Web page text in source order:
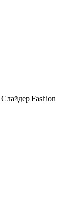
Слайдер Fashion